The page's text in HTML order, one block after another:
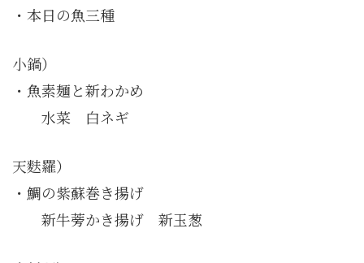
・本日の魚三種
小鍋）
・魚素麺と新わかめ
水菜 白ネギ
天麩羅）
・鯛の紫蘇巻き揚げ
新牛蒡かき揚げ 新玉葱